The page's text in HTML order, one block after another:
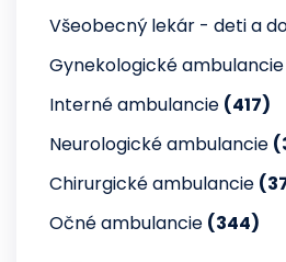
Všeobecný lekár - deti a
Gynekologické ambulancie
Interné ambulancie (417)
Neurologické ambulancie
Chirurgické ambulancie
Očné ambulancie (344)